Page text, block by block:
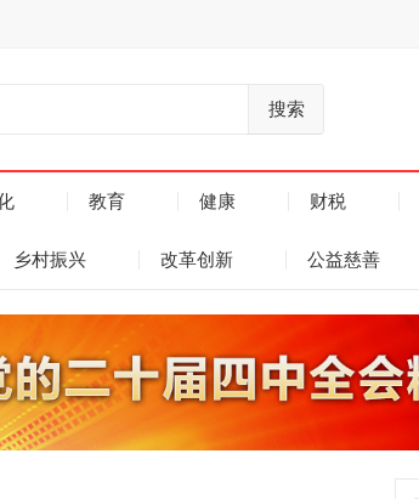
搜索
教育 健康 财税
乡村振兴 改革创新 公益慈善